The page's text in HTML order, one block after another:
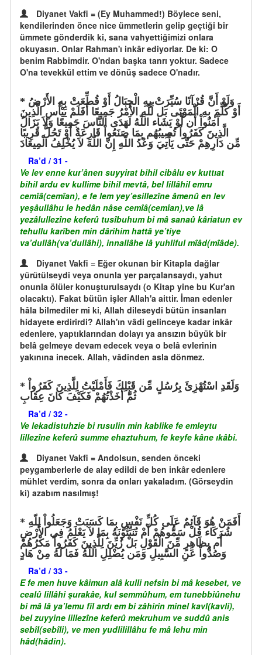
Diyanet Vakfi = (Ey Muhammed!) Böylece seni,
kendilerinden önce nice ümmetlerin gelip geçtiği bir
ümmete gönderdik ki, sana vahyettiğimizi onlara
okuyasın. Onlar Rahman'ı inkâr ediyorlar. De ki: O
benim Rabbimdir. O'ndan başka tanrı yoktur. Sadece
O'na tevekkül ettim ve dönüş sadece O'nadır.
أَوْ كُلِّمَ بِهِ الْمَوْتَى بَل لِّلّهِ الأَمْرُ جَمِيعًا أَفَلَمْ يَيْأَسِ الَّذِينَ
آمَنُواْ أَن لَّوْ يَشَاء اللّهُ لَهَدَى النَّاسَ جَمِيعًا وَلاَ يَزَالُ
الَّذِينَ كَفَرُواْ تُصِيبُهُم بِمَا صَنَعُواْ قَارِعَةٌ أَوْ تَحُلُّ قَرِيبًا
مِّن دَارِهِمْ حَتَّى يَأْتِيَ وَعْدُ اللّهِ إِنَّ اللّهَ لاَ يُخْلِفُ الْمِيعَادَ
Ra’d / 31 -
Ve lev enne kur’ânen suyyirat bihil cibâlu ev kuttıat
bihil ardu ev kullime bihil mevtâ, bel lillâhil emru
cemîâ(cemîan), e fe lem yey’esillezîne âmenû en lev
yeşâullâhu le hedân nâse cemîâ(cemîan),ve lâ
yezâlullezîne keferû tusîbuhum bi mâ sanaû kâriatun ev
tehullu karîben min dârihim hattâ ye’tiye
va’dullâh(va’dullâhi), innallâhe lâ yuhliful mîâd(mîâde).
Diyanet Vakfi = Eğer okunan bir Kitapla dağlar
yürütülseydi veya onunla yer parçalansaydı, yahut
onunla ölüler konuşturulsaydı (o Kitap yine bu Kur'an
olacaktı). Fakat bütün işler Allah'a aittir. İman edenler
hâla bilmediler mi ki, Allah dileseydi bütün insanları
hidayete erdirirdi? Allah'ın vâdi gelinceye kadar inkâr
edenlere, yaptıklarından dolayı ya ansızın büyük bir
belâ gelmeye devam edecek veya o belâ evlerinin
yakınına inecek. Allah, vâdinden asla dönmez.
ثُمَّ أَخَذْتُهُمْ فَكَيْفَ كَانَ عِقَابِ
Ra’d / 32 -
Ve lekadistuhzie bi rusulin min kablike fe emleytu
lillezîne keferû summe ehaztuhum, fe keyfe kâne ıkâbi.
Diyanet Vakfi = Andolsun, senden önceki
peygamberlerle de alay edildi de ben inkâr edenlere
mühlet verdim, sonra da onları yakaladım. (Görseydin
ki) azabım nasılmış!
شُرَكَاء قُلْ سَمُّوهُمْ أَمْ تُنَبِّئُونَهُ بِمَا لاَ يَعْلَمُ فِي الأَرْضِ
أَم بِظَاهِرٍ مِّنَ الْقَوْلِ بَلْ زُيِّنَ لِلَّذِينَ كَفَرُواْ مَكْرُهُمْ
وَصُدُّواْ عَنِ السَّبِيلِ وَمَن يُضْلِلِ اللّهُ فَمَا لَهُ مِنْ هَادٍ
Ra’d / 33 -
E fe men huve kâimun alâ kulli nefsin bi mâ kesebet, ve
cealû lillâhi şurakâe, kul semmûhum, em tunebbiûnehu
bi mâ lâ ya’lemu fîl ardı em bi zâhirin minel kavl(kavli),
bel zuyyine lillezîne keferû mekruhum ve suddû anis
sebîl(sebîli), ve men yudlilillâhu fe mâ lehu min
hâd(hâdin).